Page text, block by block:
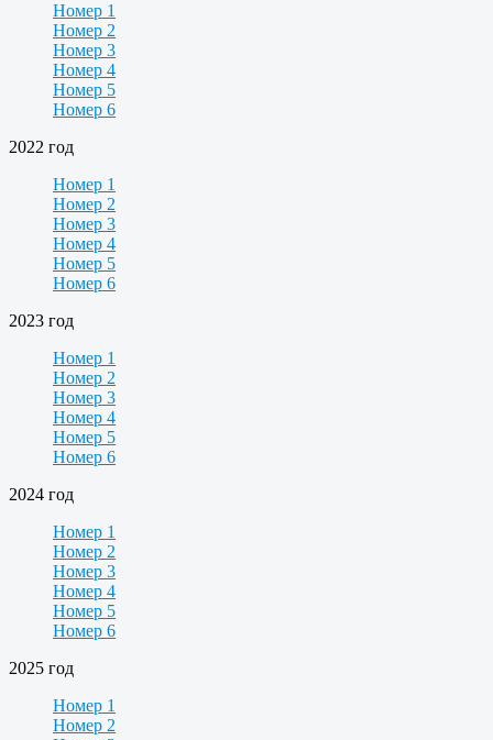
Номер 1
Номер 2
Номер 3
Номер 4
Номер 5
Номер 6
2022 год
Номер 1
Номер 2
Номер 3
Номер 4
Номер 5
Номер 6
2023 год
Номер 1
Номер 2
Номер 3
Номер 4
Номер 5
Номер 6
2024 год
Номер 1
Номер 2
Номер 3
Номер 4
Номер 5
Номер 6
2025 год
Номер 1
Номер 2